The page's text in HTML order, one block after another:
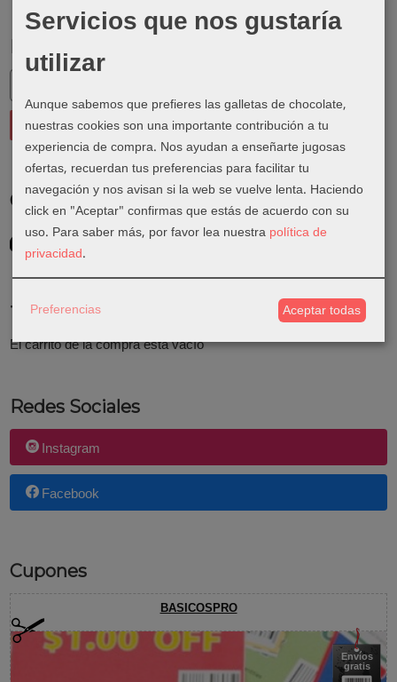
Costes de Envío
GRATIS *
Consultar Destinos
Tu Carrito (0)
El carrito de la compra está vacío
Redes Sociales
Instagram
Facebook
Cupones
BASICOSPRO
Envíos
gratis
Servicios que nos gustaría
utilizar
Aunque sabemos que prefieres las galletas de chocolate,
nuestras cookies son una importante contribución a tu
experiencia de compra. Nos ayudan a enseñarte jugosas
ofertas, recuerdan tus preferencias para facilitar tu
navegación y nos avisan si la web se vuelve lenta. Haciendo
click en "Aceptar" confirmas que estás de acuerdo con su
uso. Para saber más, por favor lea nuestra política de
privacidad.
Preferencias Aceptar todas